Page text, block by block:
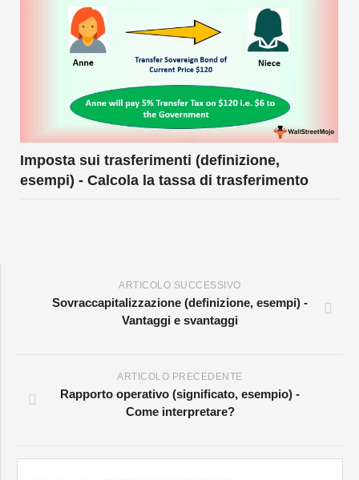
Imposta sui trasferimenti (definizione,
esempi) - Calcola la tassa di trasferimento
ARTICOLO SUCCESSIVO
Sovraccapitalizzazione (definizione, esempi) -
Vantaggi e svantaggi
ARTICOLO PRECEDENTE
Rapporto operativo (significato, esempio) -
Come interpretare?